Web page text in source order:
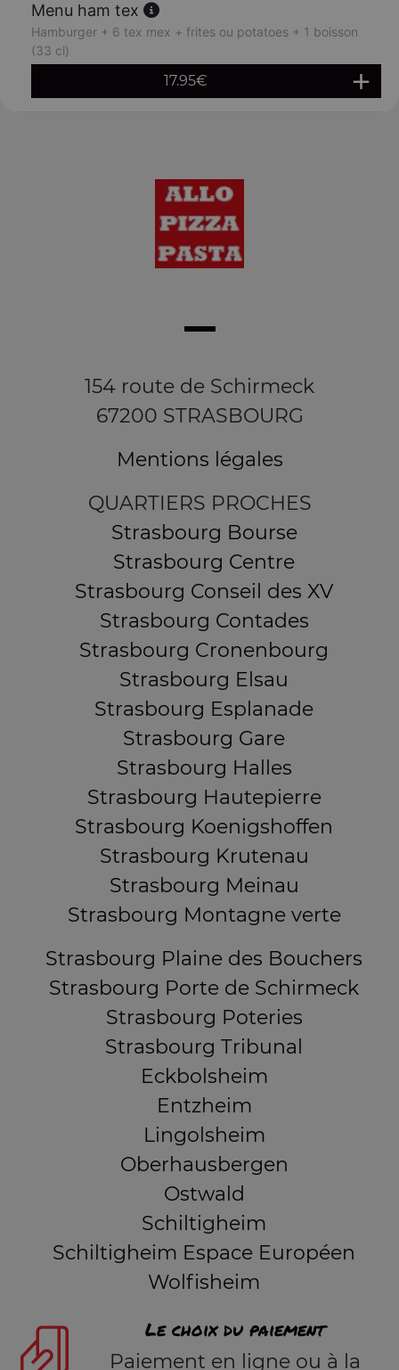
Menu ham tex
Hamburger + 6 tex mex + frites ou potatoes + 1 boisson
(33 cl)
17.95€
154 route de Schirmeck
67200 STRASBOURG
Mentions légales
QUARTIERS PROCHES
Strasbourg Bourse
Strasbourg Centre
Strasbourg Conseil des XV
Strasbourg Contades
Strasbourg Cronenbourg
Strasbourg Elsau
Strasbourg Esplanade
Strasbourg Gare
Strasbourg Halles
Strasbourg Hautepierre
Strasbourg Koenigshoffen
Strasbourg Krutenau
Strasbourg Meinau
Strasbourg Montagne verte
Strasbourg Plaine des Bouchers
Strasbourg Porte de Schirmeck
Strasbourg Poteries
Strasbourg Tribunal
Eckbolsheim
Entzheim
Lingolsheim
Oberhausbergen
Ostwald
Schiltigheim
Schiltigheim Espace Européen
Wolfisheim
Le choix du paiement
Paiement en ligne ou à la